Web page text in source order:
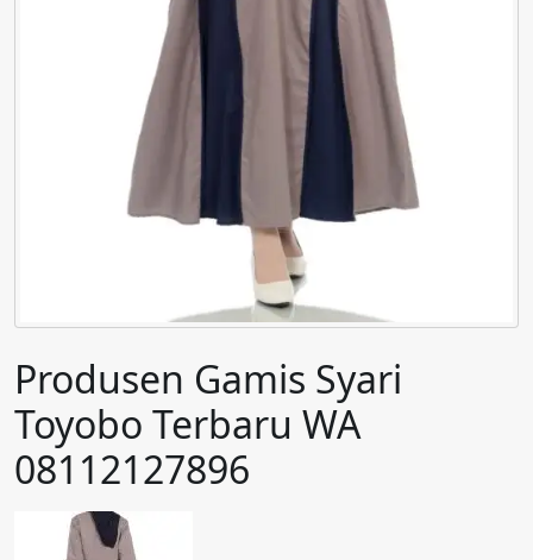
Produsen Gamis Syari
Toyobo Terbaru WA
08112127896